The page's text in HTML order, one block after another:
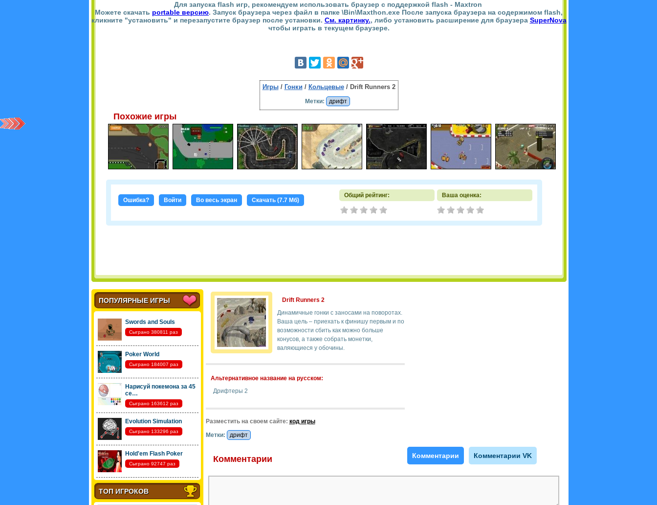
Для запуска flash игр, рекомендуем использовать браузер с поддержкой flash - Maxtron
Можете скачать portable версию. Запуск браузера через файл в папке \Bin\Maxthon.exe После запуска браузера на содержимом flash,
кликните "установить" и перезапустите браузер после установки. См. картинку., либо установить расширение для браузера SuperNova
чтобы играть в текущем браузере.
Игры/ Гонки / Кольцевые/ Drift Runners 2
Метки: дрифт
Похожие игры
Ошибка? Войти Во весь экран Скачать (7.7 Мб)
Общий рейтинг: Ваша оценка:
ПОПУЛЯРНЫЕ ИГРЫ
Swords and Souls
Сыграно 380811 раз
Poker World
Сыграно 184007 раз
Нарисуй покемона за 45
се…
Сыграно 163612 раз
Evolution Simulation
Сыграно 133296 раз
Hold'em Flash Poker
Сыграно 92747 раз
ТОП ИГРОКОВ
Drift Runners 2
Динамичные гонки с заносами на поворотах.
Ваша цель – приехать к финишу первым и по
возможности сбить как можно больше
конусов, а также собрать монетки,
валяющиеся у обочины.
Альтернативное название на русском:
Дрифтеры 2
Разместить на своем сайте: код игры
Метки:
дрифт
Комментарии Комментарии Комментарии VK